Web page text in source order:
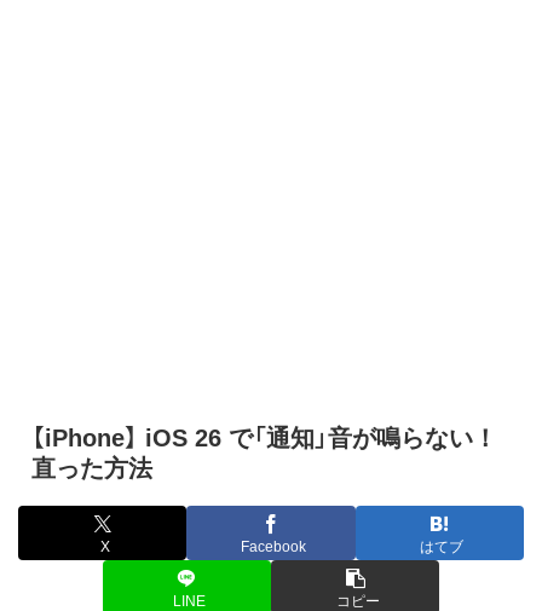
【iPhone】 iOS 26 で「通知」音が鳴らない！
直った方法
X Facebook はてブ
LINE コピー